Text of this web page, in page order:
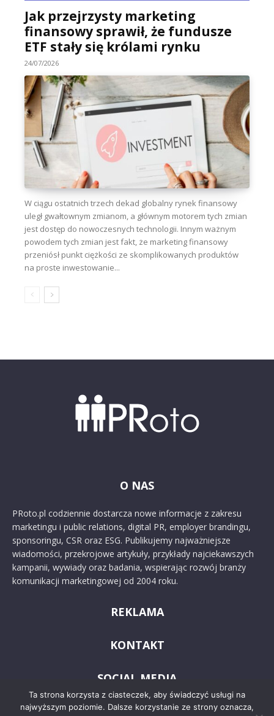
Jak przejrzysty marketing
finansowy sprawił, że fundusze
ETF stały się królami rynku
24/07/2026
W ciągu ostatnich trzech dekad globalny rynek finansowy
uległ gwałtownym zmianom, a głównym motorem tych zmian
jest dostęp do nowoczesnych technologii. Innym ważnym
powodem tych zmian jest fakt, że marketing finansowy
przeniósł punkt ciężkości ze skomplikowanych produktów
na proste inwestowanie...
O NAS
PRoto.pl codziennie dostarcza nowe informacje z zakresu
marketingu i public relations, digital PR, employer brandingu,
sponsoringu, CSR oraz ESG. Publikujemy najważniejsze
wiadomości, przekrojowe artykuły, przykłady najciekawszych
kampanii, wywiady oraz badania, wspierając rozwój branży
komunikacji marketingowej od 2004 roku.
REKLAMA
KONTAKT
SOCIAL MEDIA
Ta strona korzysta z ciasteczek, aby świadczyć usługi na
najwyższym poziomie. Dalsze korzystanie ze strony oznacza,